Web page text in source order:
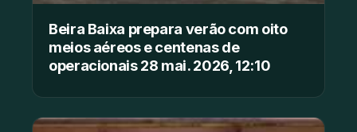
Beira Baixa prepara verão com oito
meios aéreos e centenas de
operacionais 28 mai. 2026, 12:10